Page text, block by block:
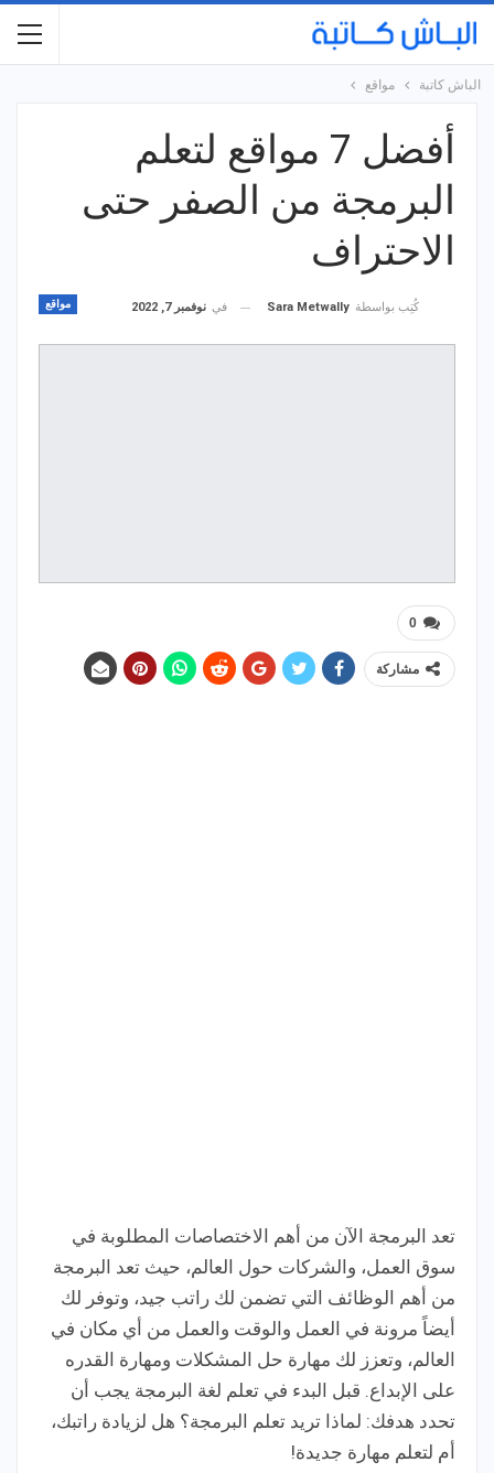
الباش كاتبة مواقع
أفضل 7 مواقع لتعلم
البرمجة من الصفر حتى
الاحتراف
مواقع كُتِب بواسطة Sara Metwally في نوفمبر 7, 2022
0
مشاركة
تعد البرمجة الآن من أهم الاختصاصات المطلوبة في
سوق العمل، والشركات حول العالم، حيث تعد البرمجة
من أهم الوظائف التي تضمن لك راتب جيد، وتوفر لك
أيضاً مرونة في العمل والوقت والعمل من أي مكان في
العالم، وتعزز لك مهارة حل المشكلات ومهارة القدره
على الإبداع. قبل البدء في تعلم لغة البرمجة يجب أن
تحدد هدفك: لماذا تريد تعلم البرمجة؟ هل لزيادة راتبك،
أم لتعلم مهارة جديدة!